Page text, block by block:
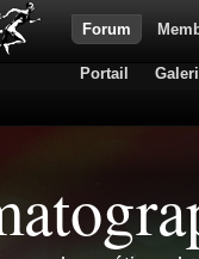
Forum
Portail